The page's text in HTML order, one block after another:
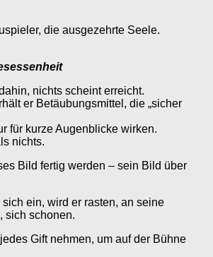
die ausgezehrte Seele.
nichts scheint erreicht.
er Betäubungsmittel, die „sicher
für kurze Augenblicke wirken.
nichts.
Bild fertig werden – sein Bild über
ein, wird er rasten, an seine
sich schonen.
Gift nehmen, um auf der Bühne